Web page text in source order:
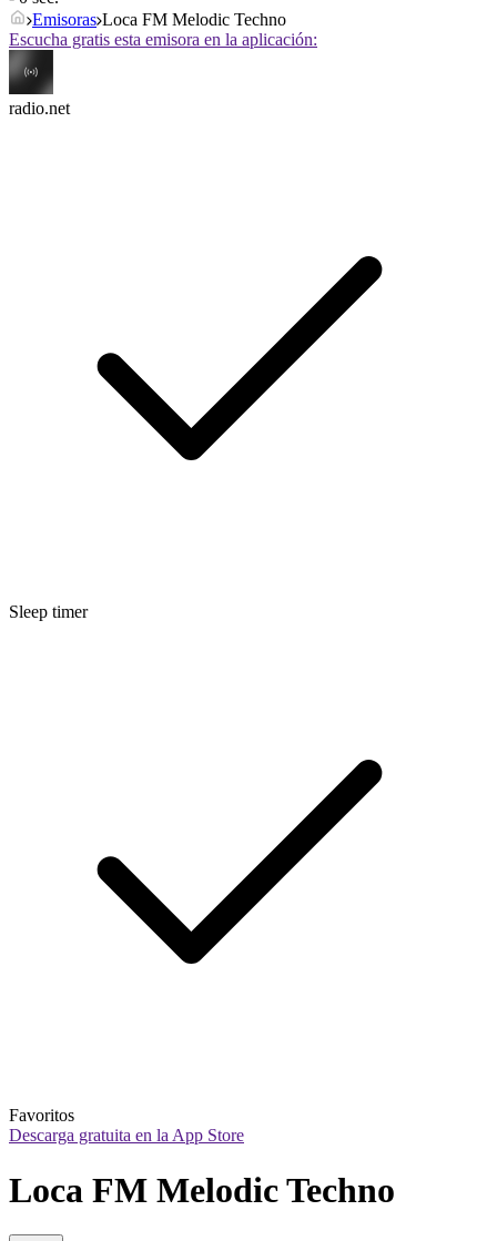
Emisoras Loca FM Melodic Techno
Escucha gratis esta emisora en la aplicación:
radio.net
Sleep timer
Favoritos
Descarga gratuita en la App Store
Loca FM Melodic Techno